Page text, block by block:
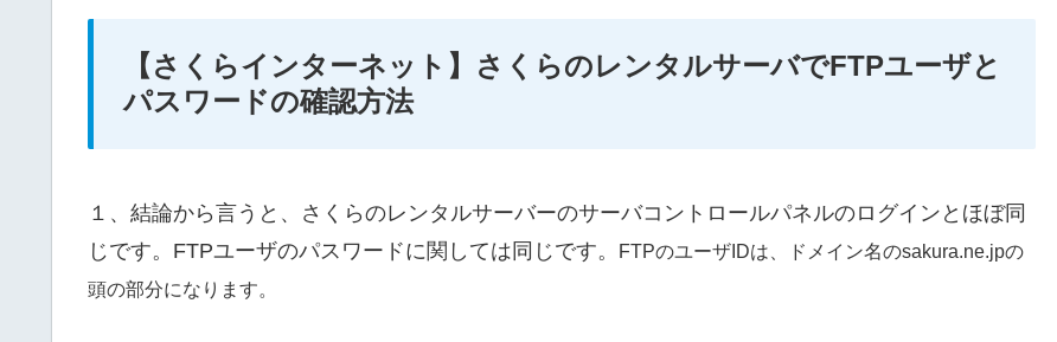
【さくらインターネット】さくらのレンタルサーバでFTPユーザと
パスワードの確認方法
１、結論から言うと、さくらのレンタルサーバーのサーバコントロールパネルのログインとほぼ同
じです。FTPユーザのパスワードに関しては同じです。
FTPのユーザIDは、ドメイン名のsakura.ne.jpの
頭の部分になります。